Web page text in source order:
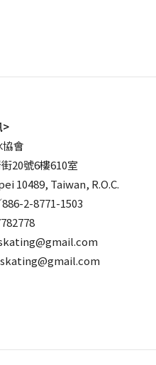
>
會
20號6樓610室
10489, Taiwan, R.O.C.
2-8771-1503